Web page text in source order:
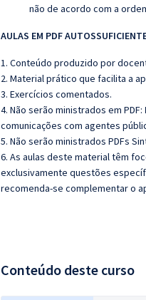
não de acordo com a
AULAS EM PDF
1. Conteúdo produzido por
2. Material prático que facilita a
3. Exercícios comentados.
4. Não serão ministrados em PDF:
comunicações com agentes
5. Não serão ministrados PDFs
6. As aulas deste material têm
exclusivamente questões
recomenda-se complementar o
Conteúdo deste curso